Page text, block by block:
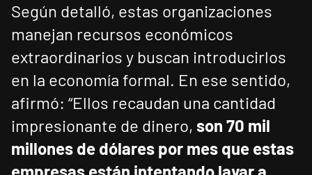
Según detalló, estas organizaciones
manejan recursos económicos
extraordinarios y buscan introducirlos
en la economía formal. En ese sentido,
afirmó: “Ellos recaudan una cantidad
impresionante de dinero, son 70 mil
millones de dólares por mes que estas